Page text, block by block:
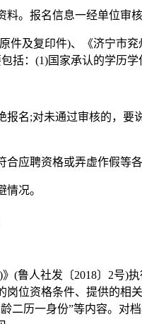
。报名信息一经单位审核
件及复印件)、《济宁市
括：(1)国家承认的学历
报名;对未通过审核的，
应聘资格或弄虚作假等
况。
(鲁人社发〔2018〕2号)
位资格条件、提供的相
二历一身份”等内容。对